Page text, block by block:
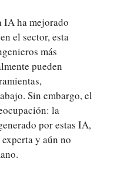
ha mejorado
en el sector, esta
más
pueden
Sin embargo, el
la
por estas IA,
y aún no